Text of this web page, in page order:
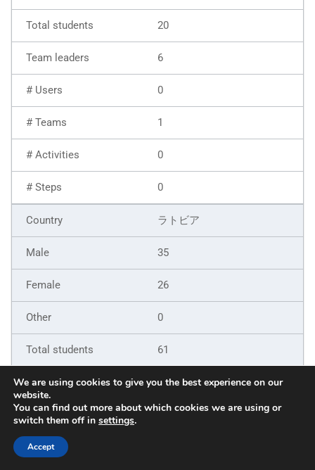
20
6
0
1
0
0
ラトビア
35
26
0
61
9
6
We are using cookies to give you the best experience on our
website.
You can find out more about which cookies we are using or
switch them off in settings.
Accept